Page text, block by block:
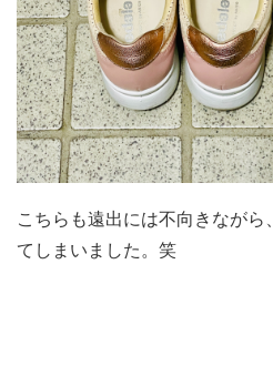
こちらも遠出には不向きながら
てしまいました。笑